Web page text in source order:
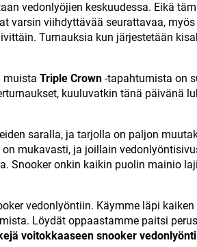
vedonlyöjien keskuudessa. Eikä
varsin viihdyttävää seurattavaa,
Turnauksia kun järjestetään
muista Triple Crown -tapahtumista on
kuuluvatkin tänä päivänä
saralla, ja tarjolla on paljon
mukavasti, ja joillain
Snooker onkin kaikin puolin mainio
vedonlyöntiin. Käymme läpi
Löydät oppaastamme paitsi
voitokkaaseen snooker